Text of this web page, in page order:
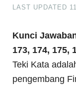
LAST UPDATED
Kunci
173, 174, 175,
Teki Kata
pengembang